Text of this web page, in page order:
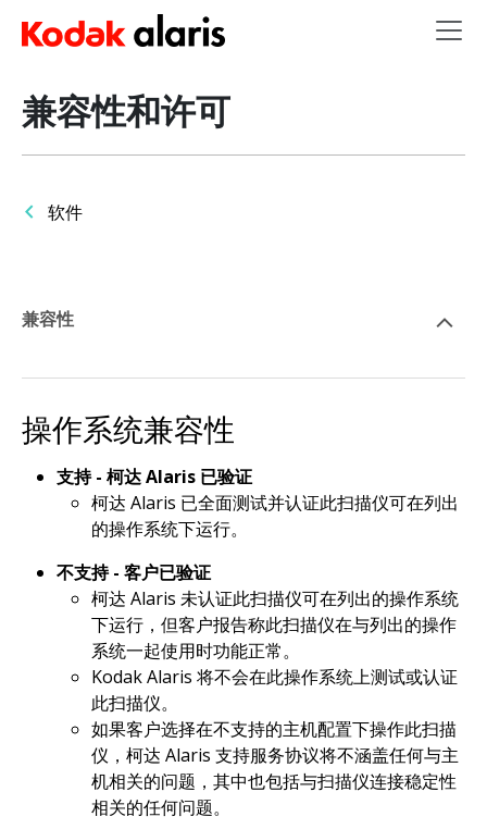
Skip to main content
兼容性和许可
软件
兼容性
操作系统兼容性
支持 - 柯达 Alaris 已验证
柯达 Alaris 已全面测试并认证此扫描仪可在列出
的操作系统下运行。
不支持 - 客户已验证
柯达 Alaris 未认证此扫描仪可在列出的操作系统
下运行，但客户报告称此扫描仪在与列出的操作
系统一起使用时功能正常。
Kodak Alaris 将不会在此操作系统上测试或认证
此扫描仪。
如果客户选择在不支持的主机配置下操作此扫描
仪，柯达 Alaris 支持服务协议将不涵盖任何与主
机相关的问题，其中也包括与扫描仪连接稳定性
相关的任何问题。